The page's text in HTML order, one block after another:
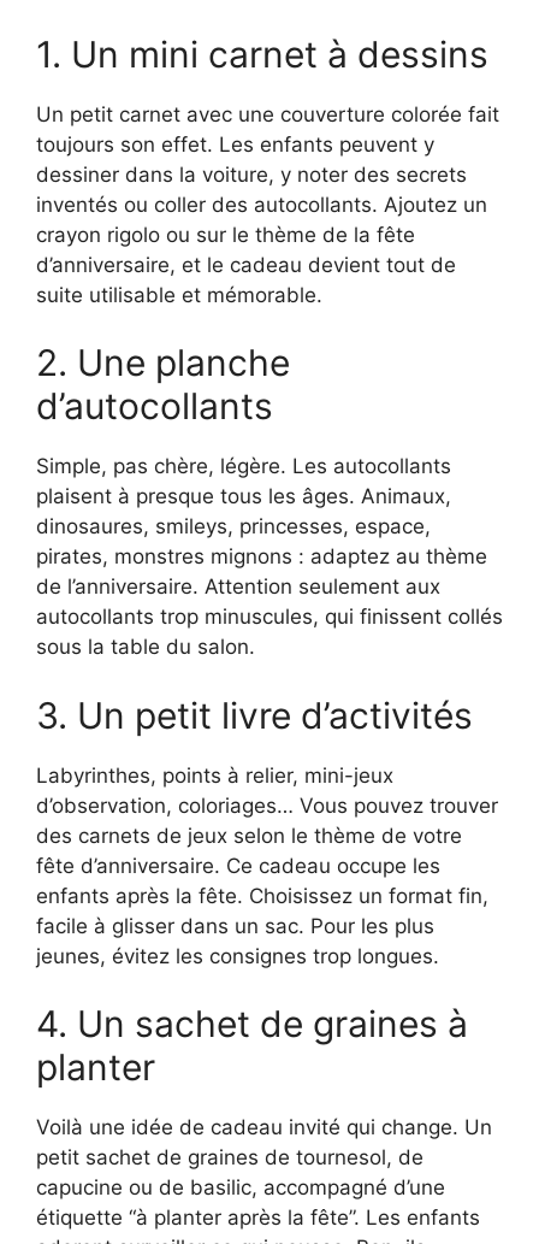
1. Un mini carnet à dessins
Un petit carnet avec une couverture colorée fait
toujours son effet. Les enfants peuvent y
dessiner dans la voiture, y noter des secrets
inventés ou coller des autocollants. Ajoutez un
crayon rigolo ou sur le thème de la fête
d’anniversaire, et le cadeau devient tout de
suite utilisable et mémorable.
2. Une planche
d’autocollants
Simple, pas chère, légère. Les autocollants
plaisent à presque tous les âges. Animaux,
dinosaures, smileys, princesses, espace,
pirates, monstres mignons : adaptez au thème
de l’anniversaire. Attention seulement aux
autocollants trop minuscules, qui finissent collés
sous la table du salon.
3. Un petit livre d’activités
Labyrinthes, points à relier, mini-jeux
d’observation, coloriages… Vous pouvez trouver
des carnets de jeux selon le thème de votre
fête d’anniversaire. Ce cadeau occupe les
enfants après la fête. Choisissez un format fin,
facile à glisser dans un sac. Pour les plus
jeunes, évitez les consignes trop longues.
4. Un sachet de graines à
planter
Voilà une idée de cadeau invité qui change. Un
petit sachet de graines de tournesol, de
capucine ou de basilic, accompagné d’une
étiquette “à planter après la fête”. Les enfants